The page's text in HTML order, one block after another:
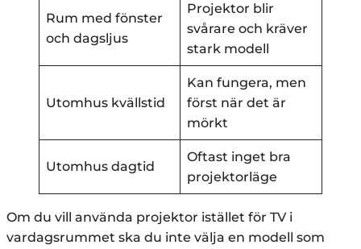
Rum med fönster
och dagsljus
Projektor blir
svårare och kräver
stark modell
Utomhus kvällstid
Kan fungera, men
först när det är
mörkt
Utomhus dagtid
Oftast inget bra
projektorläge
Om du vill använda projektor istället för TV i
vardagsrummet ska du inte välja en modell som